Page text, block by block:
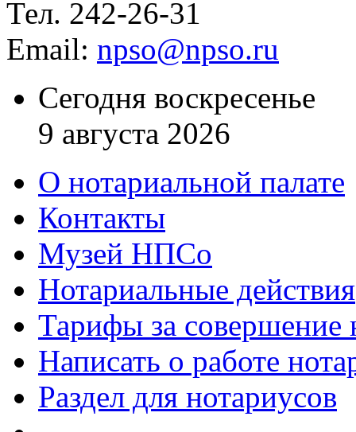
Тел. 242-26-31
Email: npso@npso.ru
Сегодня воскресенье
9 августа 2026
О нотариальной палате
Контакты
Музей НПСо
Нотариальные действия
Тарифы за совершение
Написать о работе
Раздел для нотариусов